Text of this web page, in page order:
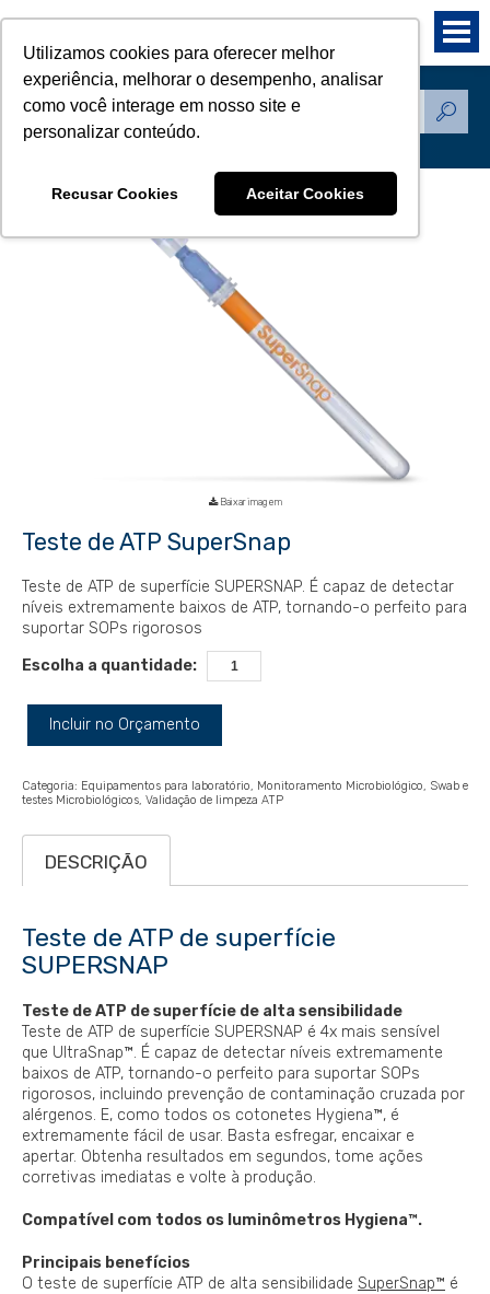
Utilizamos cookies para oferecer melhor
experiência, melhorar o desempenho, analisar
como você interage em nosso site e
personalizar conteúdo.
Recusar Cookies Aceitar Cookies
Produtos
Baixar imagem
Teste de ATP SuperSnap
Teste de ATP de superfície SUPERSNAP. É capaz de detectar
níveis extremamente baixos de ATP, tornando-o perfeito para
suportar SOPs rigorosos
Escolha a quantidade:
Incluir no Orçamento
Categoria: Equipamentos para laboratório Monitoramento Microbiológico
Swab e
testes Microbiológicos Validação de limpeza ATP
DESCRIÇÃO
Teste de ATP de superfície
SUPERSNAP
Teste de ATP de superfície de alta sensibilidade
Teste de ATP de superfície SUPERSNAP é 4x mais sensível
que UltraSnap™. É capaz de detectar níveis extremamente
baixos de ATP, tornando-o perfeito para suportar SOPs
rigorosos, incluindo prevenção de contaminação cruzada por
alérgenos. E, como todos os cotonetes Hygiena™, é
extremamente fácil de usar. Basta esfregar, encaixar e
apertar. Obtenha resultados em segundos, tome ações
corretivas imediatas e volte à produção.
Compatível com todos os luminômetros Hygiena™.
Principais benefícios
O teste de superfície ATP de alta sensibilidade SuperSnap™ é